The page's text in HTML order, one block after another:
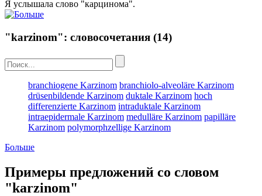
Я услышала слово "карцинома".
"karzinom": словосочетания (14)
branchiogene Karzinom branchiolo-alveoläre Karzinom
drüsenbildende Karzinom duktale Karzinom hoch
differenzierte Karzinom intraduktale Karzinom
intraepidermale Karzinom medulläre Karzinom papilläre
Karzinom polymorphzellige Karzinom
Больше
Примеры предложений со словом
"karzinom"